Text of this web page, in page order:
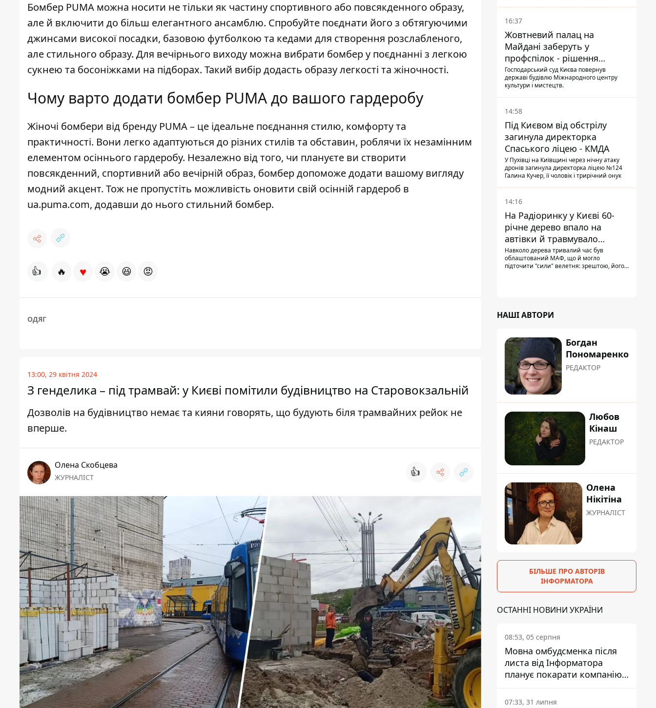
Бомбер PUMA можна носити не тільки як частину спортивного або повсякденного образу,
але й включити до більш елегантного ансамблю. Спробуйте поєднати його з обтягуючими
джинсами високої посадки, базовою футболкою та кедами для створення розслабленого,
але стильного образу. Для вечірнього виходу можна вибрати бомбер у поєднанні з легкою
сукнею та босоніжками на підборах. Такий вибір додасть образу легкості та жіночності.
Чому варто додати бомбер PUMA до вашого гардеробу
Жіночі бомбери від бренду PUMA – це ідеальне поєднання стилю, комфорту та
практичності. Вони легко адаптуються до різних стилів та обставин, роблячи їх незамінним
елементом осіннього гардеробу. Незалежно від того, чи плануєте ви створити
повсякденний, спортивний або вечірній образ, бомбер допоможе додати вашому вигляду
модний акцент. Тож не пропустіть можливість оновити свій осінній гардероб в
ua.puma.com, додавши до нього стильний бомбер.
👍 🔥 ♥ 😭 😆 😡
ОДЯГ
13:00, 29 квітня 2024
З генделика – під трамвай: у Києві помітили будівництво на Старовокзальній
Дозволів на будівництво немає та кияни говорять, що будують біля трамвайних рейок не
вперше.
Олена Скобцева
ЖУРНАЛІСТ 👍
прибув налагодити комунікацію
16:37
Жовтневий палац на
Майдані заберуть у
профспілок - рішення
Господарського суду
Господарський суд Києва повернув
державі будівлю Міжнародного центру
культури і мистецтв.
14:58
Під Києвом від обстрілу
загинула директорка
Спаського ліцею - КМДА
У Пухівці на Київщині через нічну атаку
дронів загинула директорка ліцею №124
Галина Кучер, її чоловік і трирічний онук
14:16
На Радіоринку у Києві 60-
річне дерево впало на
автівки й травмувало
людину - подробиці
Навколо дерева тривалий час був
облаштований МАФ, що й могло
підточити "сили" велетня: зрештою, його
НАШІ АВТОРИ
Богдан
Пономаренко
РЕДАКТОР
Любов
Кінаш
РЕДАКТОР
Олена
Нікітіна
ЖУРНАЛІСТ
БІЛЬШЕ ПРО АВТОРІВ
ІНФОРМАТОРА
ОСТАННІ НОВИНИ УКРАЇНИ
08:53, 05 серпня
Мовна омбудсменка після
листа від Інформатора
планує покарати компанію-
підрядника ПриватБанку
07:33, 31 липня